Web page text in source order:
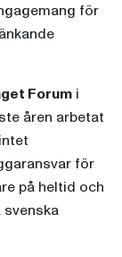
för
Forum i
åren arbetat
för
på heltid och
svenska